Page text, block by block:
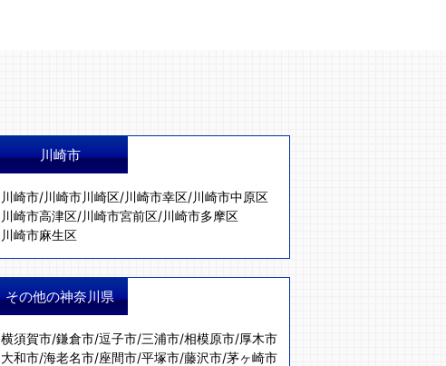
川崎市
川崎市/川崎市川崎区/川崎市幸区/川崎市中原区
川崎市高津区/川崎市宮前区/川崎市多摩区
川崎市麻生区
その他の神奈川県
横須賀市/鎌倉市/逗子市/三浦市/相模原市/厚木市
大和市/海老名市/座間市/平塚市/藤沢市/茅ヶ崎市